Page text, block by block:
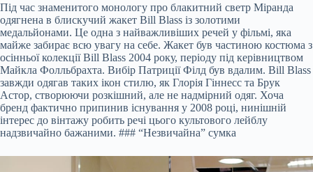
Під час знаменитого монологу про блакитний светр Міранда
одягнена в блискучий жакет Bill Blass із золотими
медальйонами. Це одна з найважливіших речей у фільмі, яка
майже забирає всю увагу на себе. Жакет був частиною костюма з
осінньої колекції Bill Blass 2004 року, періоду під керівництвом
Майкла Фолльбрахта. Вибір Патриції Філд був вдалим. Bill Blass
завжди одягав таких ікон стилю, як Глорія Гіннесс та Брук
Астор, створюючи розкішний, але не надмірний одяг. Хоча
бренд фактично припинив існування у 2008 році, нинішній
інтерес до вінтажу робить речі цього культового лейблу
надзвичайно бажаними. ### “Незвичайна” сумка